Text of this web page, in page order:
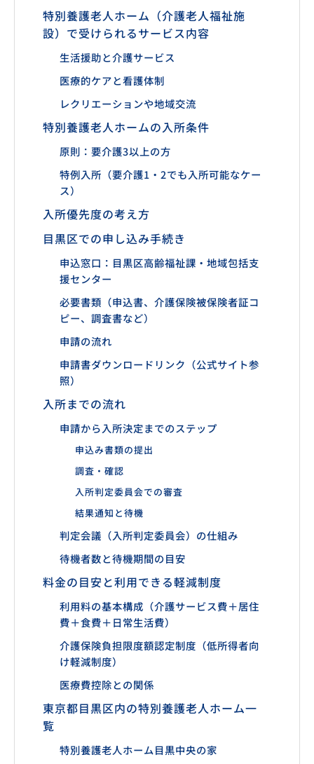
特別養護老人ホーム（介護老人福祉施
設）で受けられるサービス内容
生活援助と介護サービス
医療的ケアと看護体制
レクリエーションや地域交流
特別養護老人ホームの入所条件
原則：要介護3以上の方
特例入所（要介護1・2でも入所可能なケー
ス）
入所優先度の考え方
目黒区での申し込み手続き
申込窓口：目黒区高齢福祉課・地域包括支
援センター
必要書類（申込書、介護保険被保険者証コ
ピー、調査書など）
申請の流れ
申請書ダウンロードリンク（公式サイト参
照）
入所までの流れ
申請から入所決定までのステップ
申込み書類の提出
調査・確認
入所判定委員会での審査
結果通知と待機
判定会議（入所判定委員会）の仕組み
待機者数と待機期間の目安
料金の目安と利用できる軽減制度
利用料の基本構成（介護サービス費＋居住
費＋食費＋日常生活費）
介護保険負担限度額認定制度（低所得者向
け軽減制度）
医療費控除との関係
東京都目黒区内の特別養護老人ホーム一
覧
特別養護老人ホーム目黒中央の家